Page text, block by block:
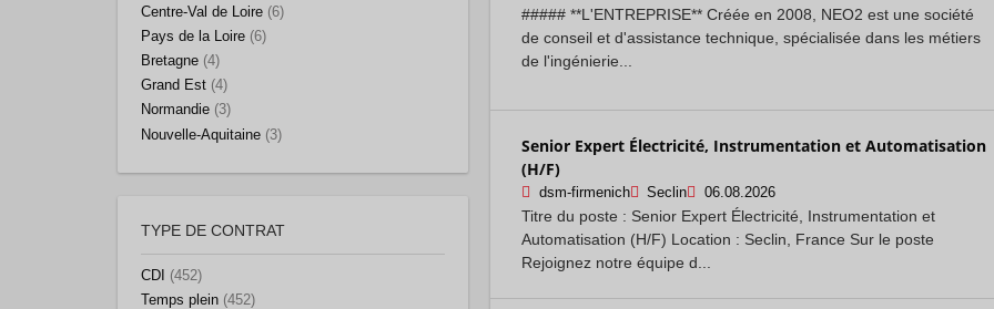
##### **L'ENTREPRISE** Créée en 2008, NEO2 est une société
de conseil et d'assistance technique, spécialisée dans les métiers
de l'ingénierie...
Senior Expert Électricité, Instrumentation et Automatisation
(H/F)
dsm-firmenich Seclin 06.08.2026
Titre du poste : Senior Expert Électricité, Instrumentation et
Automatisation (H/F) Location : Seclin, France Sur le poste
Rejoignez notre équipe d...
Centre-Val de Loire (6)
Pays de la Loire (6)
Bretagne (4)
Grand Est (4)
Normandie (3)
Nouvelle-Aquitaine (3)
TYPE DE CONTRAT
CDI
(452)
Temps plein (452)